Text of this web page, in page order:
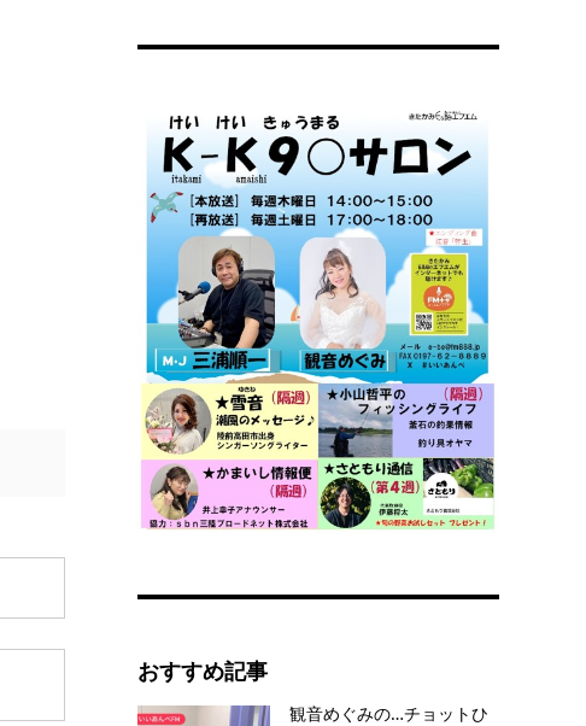
おすすめ記事
観音めぐみの…チョットひ